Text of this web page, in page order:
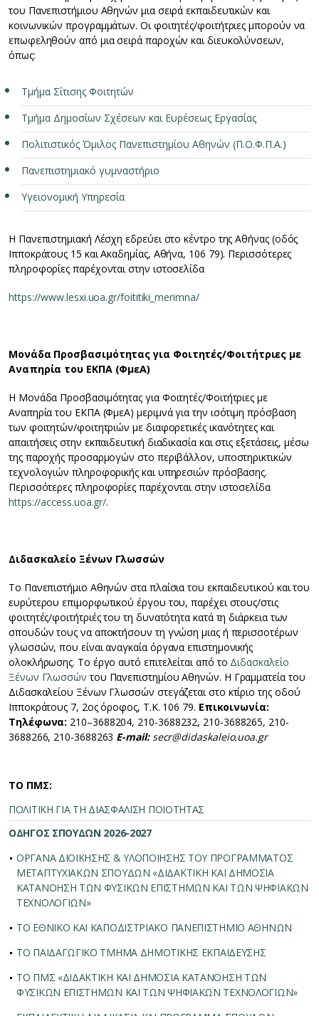
του Πανεπιστήμιου Αθηνών μια σειρά εκπαιδευτικών και
κοινωνικών προγραμμάτων. Οι φοιτητές/φοιτήτριες μπορούν να
επωφεληθούν από μια σειρά παροχών και διευκολύνσεων,
όπως:
Τμήμα Σίτισης Φοιτητών
Τμήμα Δημοσίων Σχέσεων και Ευρέσεως Εργασίας
Πολιτιστικός Όμιλος Πανεπιστημίου Αθηνών (Π.Ο.Φ.Π.Α.)
Πανεπιστημιακό γυμναστήριο
Υγειονομική Υπηρεσία
Η Πανεπιστημιακή Λέσχη εδρεύει στο κέντρο της Αθήνας (οδός
Ιπποκράτους 15 και Ακαδημίας, Αθήνα, 106 79). Περισσότερες
πληροφορίες παρέχονται στην ιστοσελίδα
https://www.lesxi.uoa.gr/foititiki_merimna/
Μονάδα Προσβασιμότητας για Φοιτητές/Φοιτήτριες με
Αναπηρία του ΕΚΠΑ (ΦμεΑ)
Η Μονάδα Προσβασιμότητας για Φοιτητές/Φοιτήτριες με
Αναπηρία του ΕΚΠΑ (ΦμεΑ) μεριμνά για την ισότιμη πρόσβαση
των φοιτητών/φοιτητριών με διαφορετικές ικανότητες και
απαιτήσεις στην εκπαιδευτική διαδικασία και στις εξετάσεις, μέσω
της παροχής προσαρμογών στο περιβάλλον, υποστηρικτικών
τεχνολογιών πληροφορικής και υπηρεσιών πρόσβασης.
Περισσότερες πληροφορίες παρέχονται στην ιστοσελίδα
https://access.uoa.gr/.
Διδασκαλείο Ξένων Γλωσσών
Το Πανεπιστήμιο Αθηνών στα πλαίσια του εκπαιδευτικού και του
ευρύτερου επιμορφωτικού έργου του, παρέχει στους/στις
φοιτητές/φοιτήτριές του τη δυνατότητα κατά τη διάρκεια των
σπουδών τους να αποκτήσουν τη γνώση μιας ή περισσοτέρων
γλωσσών, που είναι αναγκαία όργανα επιστημονικής
ολοκλήρωσης. Το έργο αυτό επιτελείται από το Διδασκαλείο
Ξένων Γλωσσών του Πανεπιστημίου Αθηνών. Η Γραμματεία του
Διδασκαλείου Ξένων Γλωσσών στεγάζεται στο κτίριο της οδού
Ιπποκράτους 7, 2ος όροφος, T.K. 106 79. Επικοινωνία:
Τηλέφωνα: 210–3688204, 210-3688232, 210-3688265, 210-
3688266, 210-3688263 E-mail:secr@didaskaleio.uoa.gr
ΤΟ ΠΜΣ:
ΠΟΛΙΤΙΚΗ ΓΙΑ ΤΗ ΔΙΑΣΦΑΛΙΣΗ ΠΟΙΟΤΗΤΑΣ
ΟΔΗΓΟΣ ΣΠΟΥΔΩΝ 2026-2027
ΟΡΓΑΝΑ ΔΙΟΙΚΗΣΗΣ & ΥΛΟΠΟΙΗΣΗΣ ΤΟΥ ΠΡΟΓΡΑΜΜΑΤΟΣ
ΜΕΤΑΠΤΥΧΙΑΚΩΝ ΣΠΟΥΔΩΝ «ΔΙΔΑΚΤΙΚΗ ΚΑΙ ΔΗΜΟΣΙΑ
ΚΑΤΑΝΟΗΣΗ ΤΩΝ ΦΥΣΙΚΩΝ ΕΠΙΣΤΗΜΩΝ ΚΑΙ ΤΩΝ ΨΗΦΙΑΚΩΝ
ΤΕΧΝΟΛΟΓΙΩΝ»
ΤΟ ΕΘΝΙΚΟ ΚΑΙ ΚΑΠΟΔΙΣΤΡΙΑΚΟ ΠΑΝΕΠΙΣΤΗΜΙΟ ΑΘΗΝΩΝ
ΤΟ ΠΑΙΔΑΓΩΓΙΚΟ ΤΜΗΜΑ ΔΗΜΟΤΙΚΗΣ ΕΚΠΑΙΔΕΥΣΗΣ
ΤΟ ΠΜΣ «ΔΙΔΑΚΤΙΚΗ ΚΑΙ ΔΗΜΟΣΙΑ ΚΑΤΑΝΟΗΣΗ ΤΩΝ
ΦΥΣΙΚΩΝ ΕΠΙΣΤΗΜΩΝ ΚΑΙ ΤΩΝ ΨΗΦΙΑΚΩΝ ΤΕΧΝΟΛΟΓΙΩΝ»